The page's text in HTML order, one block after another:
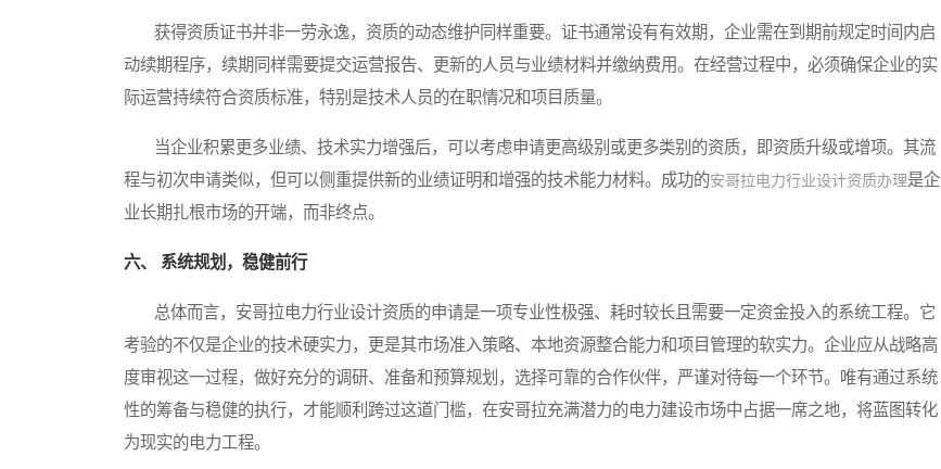
获得资质证书并非一劳永逸，资质的动态维护同样重要。证书通常设有有效期，企业需在到期前规定时间内启
动续期程序，续期同样需要提交运营报告、更新的人员与业绩材料并缴纳费用。在经营过程中，必须确保企业的实
际运营持续符合资质标准，特别是技术人员的在职情况和项目质量。
当企业积累更多业绩、技术实力增强后，可以考虑申请更高级别或更多类别的资质，即资质升级或增项。其流
程与初次申请类似，但可以侧重提供新的业绩证明和增强的技术能力材料。成功的安哥拉电力行业设计资质办理是企
业长期扎根市场的开端，而非终点。
六、 系统规划，稳健前行
总体而言，安哥拉电力行业设计资质的申请是一项专业性极强、耗时较长且需要一定资金投入的系统工程。它
考验的不仅是企业的技术硬实力，更是其市场准入策略、本地资源整合能力和项目管理的软实力。企业应从战略高
度审视这一过程，做好充分的调研、准备和预算规划，选择可靠的合作伙伴，严谨对待每一个环节。唯有通过系统
性的筹备与稳健的执行，才能顺利跨过这道门槛，在安哥拉充满潜力的电力建设市场中占据一席之地，将蓝图转化
为现实的电力工程。